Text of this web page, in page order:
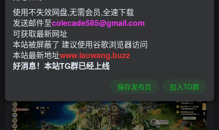
使用不失效网盘,无需会员,全速下载
发送邮件至colecade585@gmail.com
可获取最新网址
本站被屏蔽了 建议使用谷歌浏览器访问
本站最新地址www.laowang.buzz
好消息！本站TG群已经上线
保存发布页 加入TG群